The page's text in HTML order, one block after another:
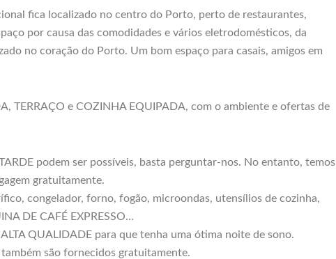
fica localizado no centro do Porto, perto de restaurantes,
por causa das comodidades e vários eletrodomésticos, da
no coração do Porto. Um bom espaço para casais, amigos em
TERRAÇO e COZINHA EQUIPADA, com o ambiente e ofertas de
podem ser possíveis, basta perguntar-nos. No entanto, temos
gratuitamente.
congelador, forno, fogão, microondas, utensílios de cozinha,
DE CAFÉ EXPRESSO…
QUALIDADE para que tenha uma ótima noite de sono.
são fornecidos gratuitamente.